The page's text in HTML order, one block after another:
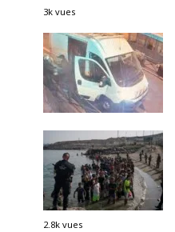
3k vues
2.8k vues